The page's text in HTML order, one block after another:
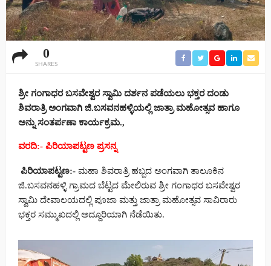
0
SHARES
ಶ್ರೀ ಗಂಗಾಧರ ಬಸವೇಶ್ವರ ಸ್ವಾಮಿ ದರ್ಶನ ಪಡೆಯಲು ಭಕ್ತರ ದಂಡು
ಶಿವರಾತ್ರಿ ಅಂಗವಾಗಿ ಜಿ.ಬಸವನಹಳ್ಳಿಯಲ್ಲಿ ಜಾತ್ರಾ ಮಹೋತ್ಸವ ಹಾಗೂ
ಅನ್ನು ಸಂತರ್ಪಣಾ ಕಾರ್ಯಕ್ರಮ.,
ವರದಿ:- ಪಿರಿಯಾಪಟ್ಟಣ ಪ್ರಸನ್ನ
ಪಿರಿಯಾಪಟ್ಟಣ:- ಮಹಾ ಶಿವರಾತ್ರಿ ಹಬ್ಬದ ಅಂಗವಾಗಿ ತಾಲೂಕಿನ
ಜಿ.ಬಸವನಹಳ್ಳಿ ಗ್ರಾಮದ ಬೆಟ್ಟದ ಮೇಲಿರುವ ಶ್ರೀ ಗಂಗಾಧರ ಬಸವೇಶ್ವರ
ಸ್ವಾಮಿ ದೇವಾಲಯದಲ್ಲಿ ಪೂಜಾ ಮತ್ತು ಜಾತ್ರಾ ಮಹೋತ್ಸವ ಸಾವಿರಾರು
ಭಕ್ತರ ಸಮ್ಮುಖದಲ್ಲಿ ಅದ್ದೂರಿಯಾಗಿ ನೆಡೆಯಿತು.